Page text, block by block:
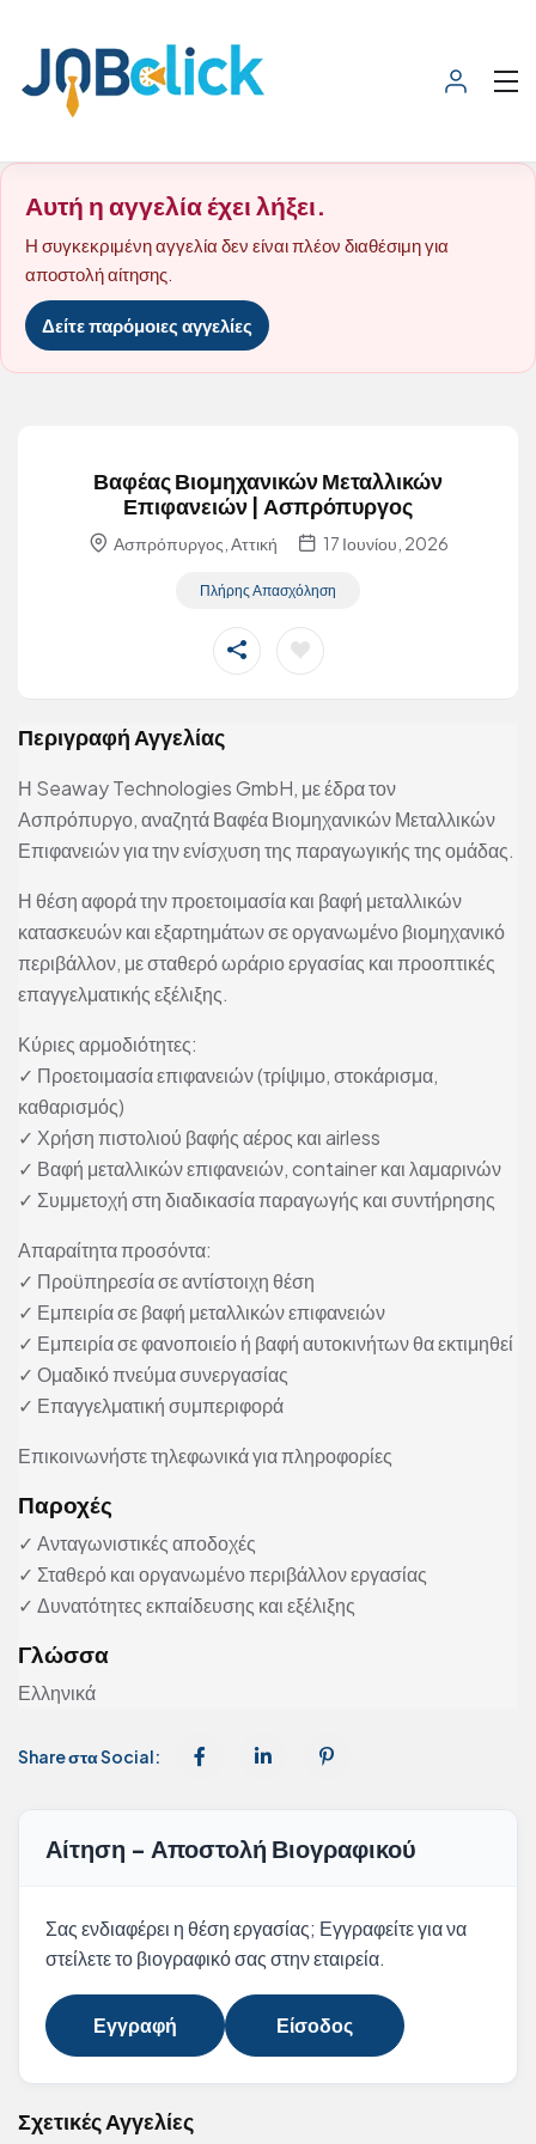
Αυτή η αγγελία έχει λήξει.
Η συγκεκριμένη αγγελία δεν είναι πλέον διαθέσιμη για
αποστολή αίτησης.
Δείτε παρόμοιες αγγελίες
Βαφέας Βιομηχανικών Μεταλλικών
Επιφανειών | Ασπρόπυργος
Ασπρόπυργος, Αττική 17 Ιουνίου, 2026
Πλήρης Απασχόληση
Περιγραφή Αγγελίας
Η Seaway Technologies GmbH, με έδρα τον
Ασπρόπυργο, αναζητά Βαφέα Βιομηχανικών Μεταλλικών
Επιφανειών για την ενίσχυση της παραγωγικής της ομάδας.
Η θέση αφορά την προετοιμασία και βαφή μεταλλικών
κατασκευών και εξαρτημάτων σε οργανωμένο βιομηχανικό
περιβάλλον, με σταθερό ωράριο εργασίας και προοπτικές
επαγγελματικής εξέλιξης.
Κύριες αρμοδιότητες:
✓ Προετοιμασία επιφανειών (τρίψιμο, στοκάρισμα,
καθαρισμός)
✓ Χρήση πιστολιού βαφής αέρος και airless
✓ Βαφή μεταλλικών επιφανειών, container και λαμαρινών
✓ Συμμετοχή στη διαδικασία παραγωγής και συντήρησης
Απαραίτητα προσόντα:
✓ Προϋπηρεσία σε αντίστοιχη θέση
✓ Εμπειρία σε βαφή μεταλλικών επιφανειών
✓ Εμπειρία σε φανοποιείο ή βαφή αυτοκινήτων θα εκτιμηθεί
✓ Ομαδικό πνεύμα συνεργασίας
✓ Επαγγελματική συμπεριφορά
Επικοινωνήστε τηλεφωνικά για πληροφορίες
Παροχές
✓ Ανταγωνιστικές αποδοχές
✓ Σταθερό και οργανωμένο περιβάλλον εργασίας
✓ Δυνατότητες εκπαίδευσης και εξέλιξης
Γλώσσα
Ελληνικά
Share στα Social:
Αίτηση - Αποστολή Βιογραφικού
Σας ενδιαφέρει η θέση εργασίας; Εγγραφείτε για να
στείλετε το βιογραφικό σας στην εταιρεία.
Εγγραφή Είσοδος
Σχετικές Αγγελίες